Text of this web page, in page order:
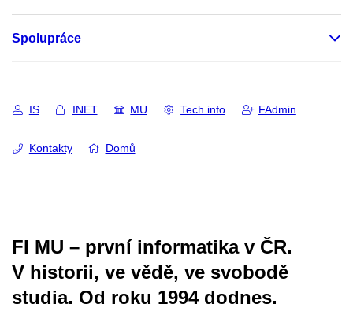
Spolupráce
IS INET MU Tech info FAdmin
Kontakty Domů
FI MU – první informatika v ČR.
V historii, ve vědě, ve svobodě
studia. Od roku 1994 dodnes.